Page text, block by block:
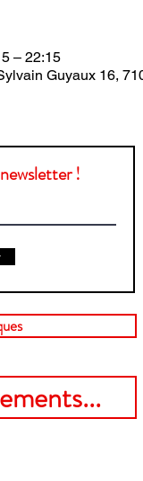
– 22:15
Guyaux 16,
!